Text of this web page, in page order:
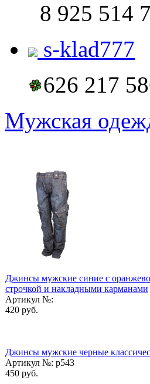
8 925 514
s-klad777
626 217
Мужская
Джинсы мужские синие с
строчкой и накладными карманами
Артикул №:
420 руб.
Джинсы мужские черные
Артикул №: р543
450 руб.